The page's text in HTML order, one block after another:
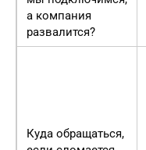
а компания
развалится?
Куда обращаться,